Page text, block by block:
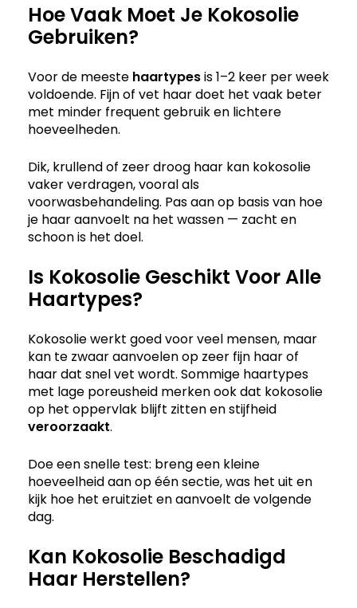
Hoe Vaak Moet Je Kokosolie
Gebruiken?
Voor de meeste haartypesis 1–2 keer per week
voldoende. Fijn of vet haar doet het vaak beter
met minder frequent gebruik en lichtere
hoeveelheden.
Dik, krullend of zeer droog haar kan kokosolie
vaker verdragen, vooral als
voorwasbehandeling. Pas aan op basis van hoe
je haar aanvoelt na het wassen — zacht en
schoon is het doel.
Is Kokosolie Geschikt Voor Alle
Haartypes?
Kokosolie werkt goed voor veel mensen, maar
kan te zwaar aanvoelen op zeer fijn haar of
haar dat snel vet wordt. Sommige haartypes
met lage poreusheid merken ook dat kokosolie
op het oppervlak blijft zitten en stijfheid
veroorzaakt.
Doe een snelle test: breng een kleine
hoeveelheid aan op één sectie, was het uit en
kijk hoe het eruitziet en aanvoelt de volgende
dag.
Kan Kokosolie Beschadigd
Haar Herstellen?